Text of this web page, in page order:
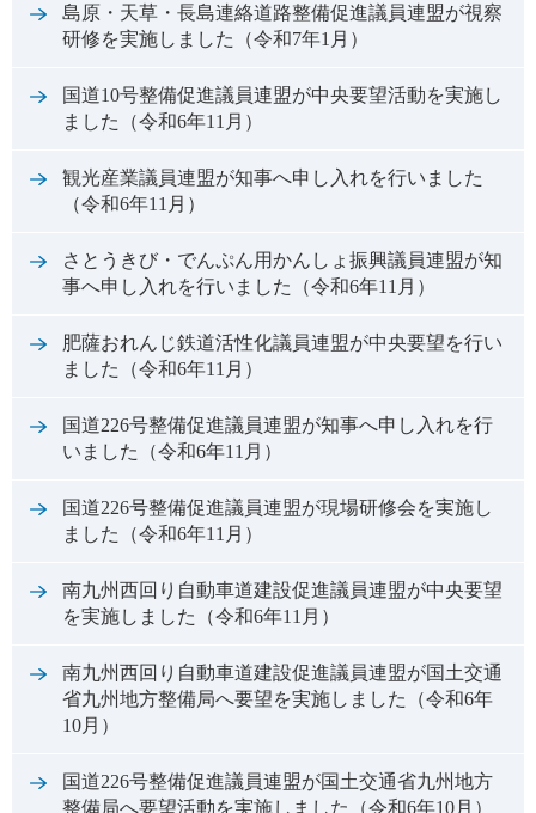
島原・天草・長島連絡道路整備促進議員連盟が視察
研修を実施しました（令和7年1月）
国道10号整備促進議員連盟が中央要望活動を実施し
ました（令和6年11月）
観光産業議員連盟が知事へ申し入れを行いました
（令和6年11月）
さとうきび・でんぷん用かんしょ振興議員連盟が知
事へ申し入れを行いました（令和6年11月）
肥薩おれんじ鉄道活性化議員連盟が中央要望を行い
ました（令和6年11月）
国道226号整備促進議員連盟が知事へ申し入れを行
いました（令和6年11月）
国道226号整備促進議員連盟が現場研修会を実施し
ました（令和6年11月）
南九州西回り自動車道建設促進議員連盟が中央要望
を実施しました（令和6年11月）
南九州西回り自動車道建設促進議員連盟が国土交通
省九州地方整備局へ要望を実施しました（令和6年
10月）
国道226号整備促進議員連盟が国土交通省九州地方
整備局へ要望活動を実施しました（令和6年10月）